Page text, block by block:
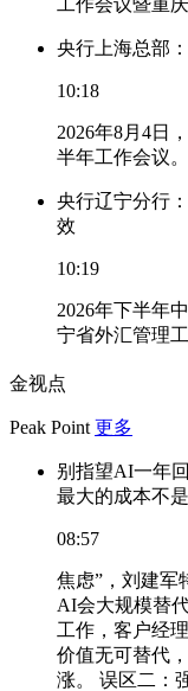
央行上海总部
10:18
2026年8月4日
半年工作会议。
央行辽宁分行
效
10:19
2026年下半年
宁省外汇管理
金视点
Peak Point 更多
别指望AI一年
最大的成本不
08:57
焦虑”，刘建军
AI会大规模替
工作，客户经
价值无可替代
涨。 误区二：